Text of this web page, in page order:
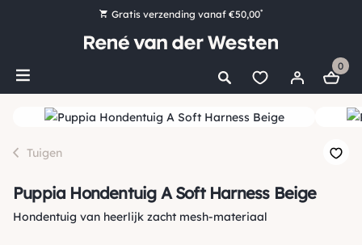
Gratis verzending vanaf €50,00*
Bestel nu, betaal later met Klarna
Ruim 16.000 artikelen op voorraad
0
Tuigen
Puppia Hondentuig A Soft Harness Beige
Hondentuig van heerlijk zacht mesh-materiaal